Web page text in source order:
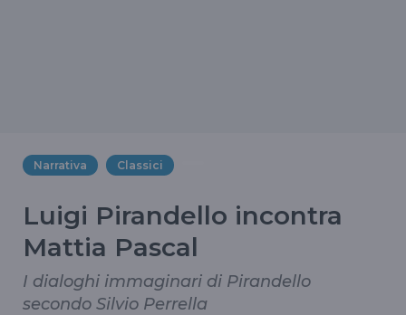
Narrativa Classici
Luigi Pirandello incontra
Mattia Pascal
I dialoghi immaginari di Pirandello
secondo Silvio Perrella